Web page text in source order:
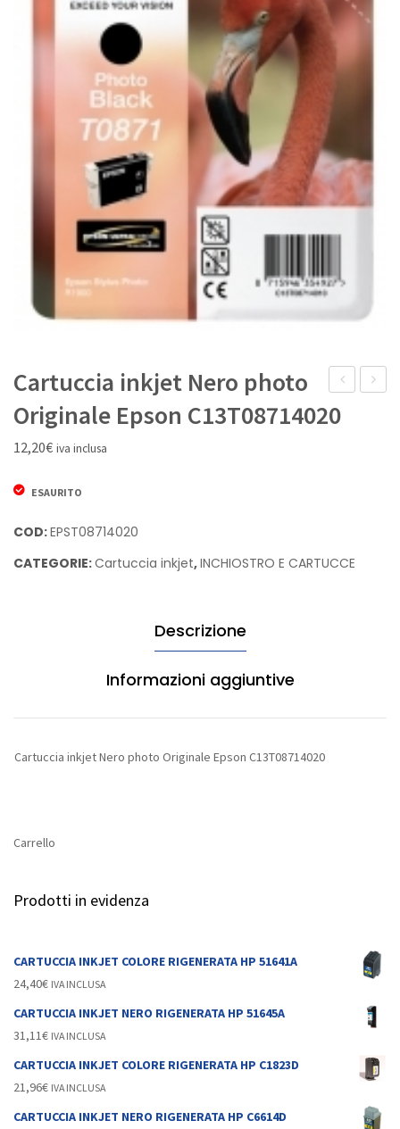
IL MIO ACCOUNT
inkjet
Giallo
Cartuccia inkjet Nero photo
Originale Epson C13T08714020
12,20€ iva inclusa
ESAURITO
COD:EPST08714020
CATEGORIE:Cartuccia inkjet,INCHIOSTRO E CARTUCCE
Descrizione
Informazioni aggiuntive
Cartuccia inkjet Nero photo Originale Epson C13T08714020
Carrello
Prodotti in evidenza
CARTUCCIA INKJET COLORE RIGENERATA HP 51641A
24,40€ IVA INCLUSA
CARTUCCIA INKJET NERO RIGENERATA HP 51645A
31,11€ IVA INCLUSA
CARTUCCIA INKJET COLORE RIGENERATA HP C1823D
21,96€ IVA INCLUSA
CARTUCCIA INKJET NERO RIGENERATA HP C6614D